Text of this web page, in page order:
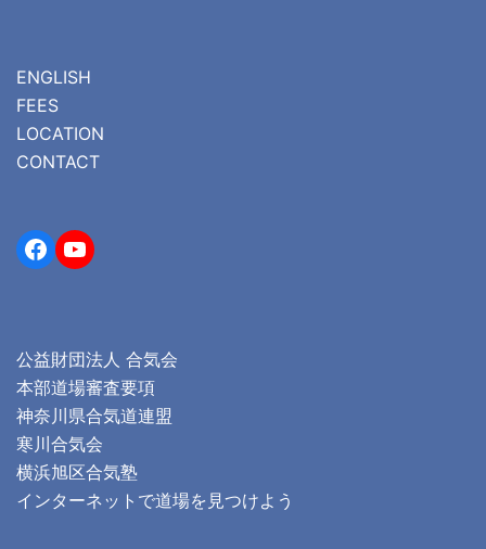
ENGLISH
FEES
LOCATION
CONTACT
Facebook
YouTube
公益財団法人 合気会
本部道場審査要項
神奈川県合気道連盟
寒川合気会
横浜旭区合気塾
インターネットで道場を見つけよう